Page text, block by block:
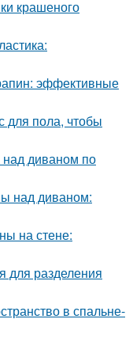
крашеного
эффективные
для пола, чтобы
над диваном по
над диваном:
на стене:
для разделения
в спальне-